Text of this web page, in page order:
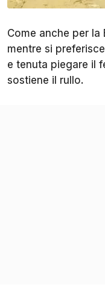
Come anche per la
mentre si
e tenuta piegare il
sostiene il rullo.